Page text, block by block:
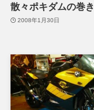
散々ポキダムの巻き
2008年1月30日